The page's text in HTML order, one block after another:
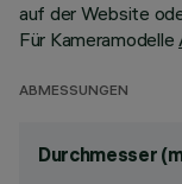
auf der Website
Für Kameramodelle
ABMESSUNGEN
Durchmesser